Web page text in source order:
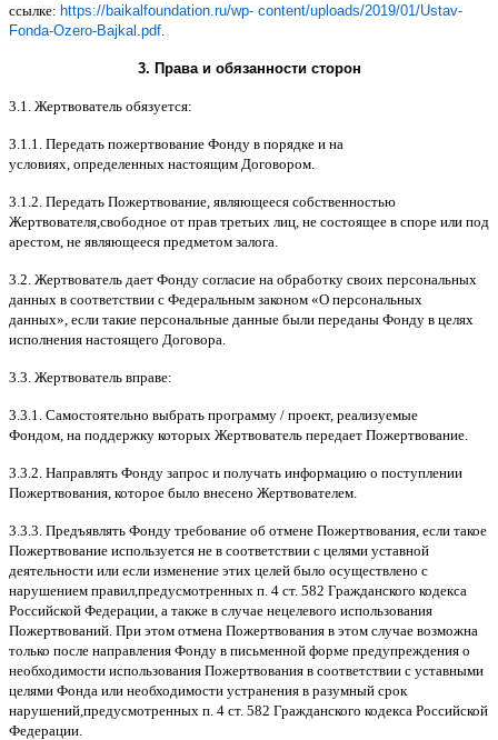
ссылке: https://baikalfoundation.ru/wp- content/uploads/2019/01/Ustav-
Fonda-Ozero-Bajkal.pdf
3. Права и обязанности сторон
3.1. Жертвователь обязуется:
3.1.1. Передать пожертвование Фонду в порядке и на
условиях определенных настоящим Договором
3.1.2. Передать Пожертвование являющееся собственностью
Жертвователя свободное от прав третьих лиц не состоящее в споре или под
арестом не являющееся предметом залога
3.2. Жертвователь дает Фонду согласие на обработку своих персональных
данных в соответствии с Федеральным законом «О персональных
данных», если такие персональные данные были переданы Фонду в целях
исполнения настоящего Договора
3.3. Жертвователь вправе:
3.3.1. Самостоятельно выбрать программу / проект, реализуемые
Фондом на поддержку которых Жертвователь передает Пожертвование
3.3.2. Направлять Фонду запрос и получать информацию о поступлении
Пожертвования которое было внесено Жертвователем
3.3.3. Предъявлять Фонду требование об отмене Пожертвования если такое
Пожертвование используется не в соответствии с целями уставной
деятельности или если изменение этих целей было осуществлено с
нарушением правил предусмотренных п . 4 ст. 582 Гражданского кодекса
Российской Федерации а также в случае нецелевого использования
Пожертвований При этом отмена Пожертвования в этом случае возможна
только после направления Фонду в письменной форме предупреждения о
необходимости использования Пожертвования в соответствии с уставными
целями Фонда или необходимости устранения в разумный срок
нарушений предусмотренных п . 4 ст. 582 Гражданского кодекса Российской
Федерации